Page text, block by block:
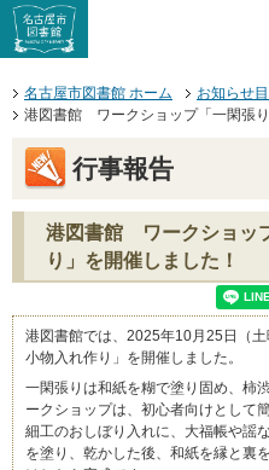
ページの先頭です。
本文へジャンプする。
ここからサイト内共通メニューです
サイト内共通メニューをスキップす
サイト内共通メニューここまで。
名古屋市図書館 ホーム
お知らせ
港図書館 ワークショップ「一閑張
行事報告
港図書館 ワークショッ
り」を開催しました！
港図書館では、2025年10月25日（
小物入れ作り」を開催しました。
一閑張りは和紙を糊で塗り固め、柿
ークショップは、初心者向けとして
細工のおしぼり入れに、大福帳や謡
を塗り、乾かした後、和紙を縁と裏